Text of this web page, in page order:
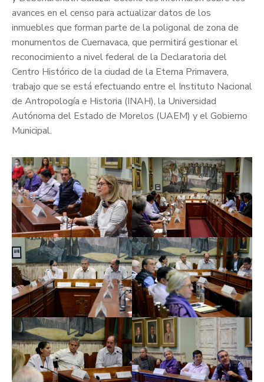
avances en el censo para actualizar datos de los
inmuebles que forman parte de la poligonal de zona de
monumentos de Cuernavaca, que permitirá gestionar el
reconocimiento a nivel federal de la Declaratoria del
Centro Histórico de la ciudad de la Eterna Primavera,
trabajo que se está efectuando entre el Instituto Nacional
de Antropología e Historia (INAH), la Universidad
Autónoma del Estado de Morelos (UAEM) y el Gobierno
Municipal.